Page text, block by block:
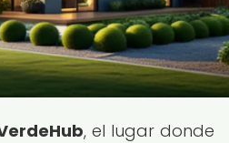
, el lugar donde